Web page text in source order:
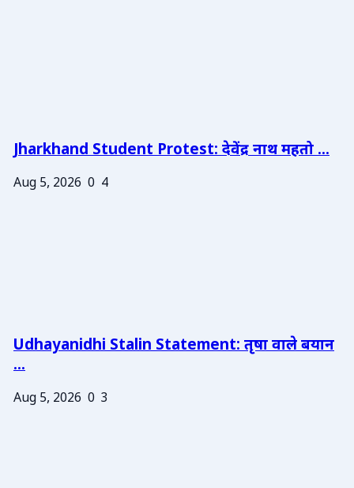
Jharkhand Student Protest: देवेंद्र नाथ महतो ...
Aug 5, 2026 0 4
Udhayanidhi Stalin Statement: तृषा वाले बयान
...
Aug 5, 2026 0 3